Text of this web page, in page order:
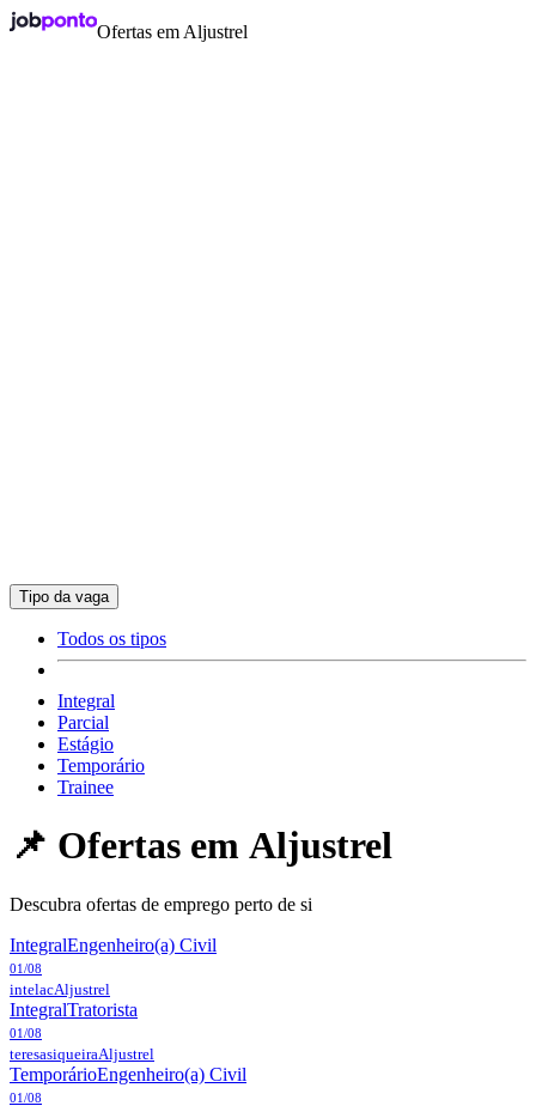
Ofertas em Aljustrel
Tipo da vaga
Todos os tipos
Integral
Parcial
Estágio
Temporário
Trainee
📌 Ofertas em Aljustrel
Descubra ofertas de emprego perto de si
IntegralEngenheiro(a) Civil
01/08
intelacAljustrel
IntegralTratorista
01/08
teresasiqueiraAljustrel
TemporárioEngenheiro(a) Civil
01/08